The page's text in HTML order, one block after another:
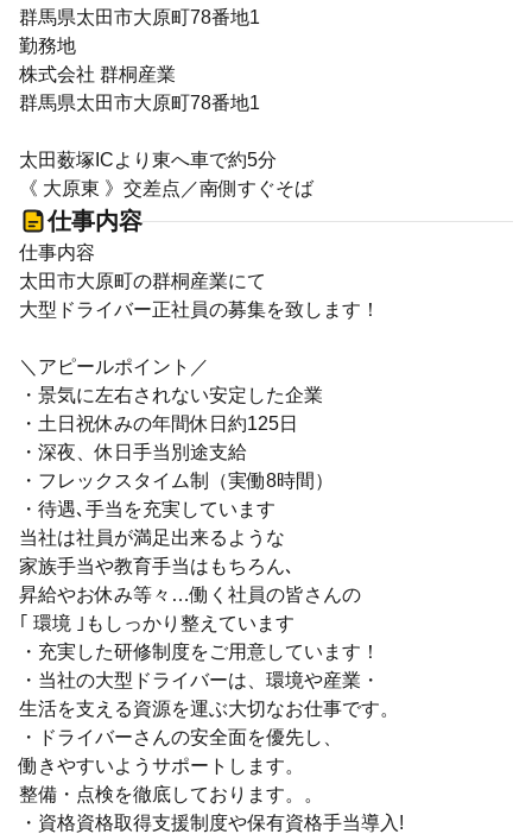
群馬県太田市大原町78番地1
勤務地
株式会社 群桐産業
群馬県太田市大原町78番地1
太田薮塚ICより東へ車で約5分
《 大原東 》交差点／南側すぐそば
仕事内容
仕事内容
太田市大原町の群桐産業にて
大型ドライバー正社員の募集を致します！
＼アピールポイント／
・景気に左右されない安定した企業
・土日祝休みの年間休日約125日
・深夜、休日手当別途支給
・フレックスタイム制（実働8時間）
・待遇､手当を充実しています
当社は社員が満足出来るような
家族手当や教育手当はもちろん､
昇給やお休み等々…働く社員の皆さんの
｢ 環境 ｣もしっかり整えています
・充実した研修制度をご用意しています！
・当社の大型ドライバーは、環境や産業・
生活を支える資源を運ぶ大切なお仕事です。
・ドライバーさんの安全面を優先し、
働きやすいようサポートします。
整備・点検を徹底しております。。
・資格資格取得支援制度や保有資格手当導入!